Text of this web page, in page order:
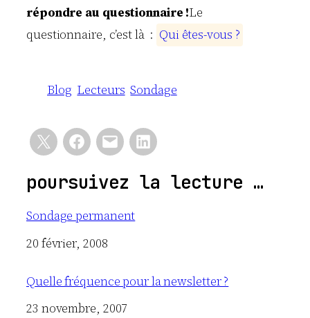
répondre au questionnaire !Le
questionnaire, c’est là : Qui êtes-vous ?
Blog Lecteurs Sondage
poursuivez la lecture …
Sondage permanent
Date
20 février, 2008
Quelle fréquence pour la newsletter ?
Date
23 novembre, 2007